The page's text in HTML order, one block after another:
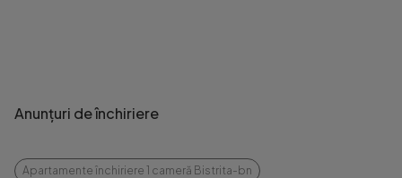
Anunțuri de închiriere
Apartamente închiriere 1 cameră Bistrita-bn